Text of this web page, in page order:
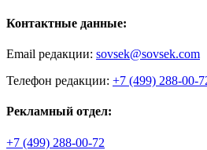
Контактные данные:
Email редакции: sovsek@sovsek.com
Телефон редакции: +7 (499) 288-00-
Рекламный отдел:
+7 (499) 288-00-72